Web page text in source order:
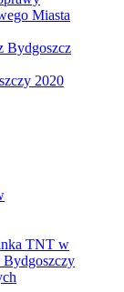
Miasta
Bydgoszcz
2020
TNT w
Bydgoszczy